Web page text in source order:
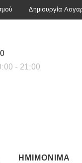
Δημιουργία
- 21:00
ΗΜΙΜΌΝΙΜΑ